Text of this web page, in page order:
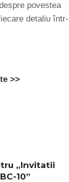
povestea
detaliu într-
>>
„Invitatii
10”